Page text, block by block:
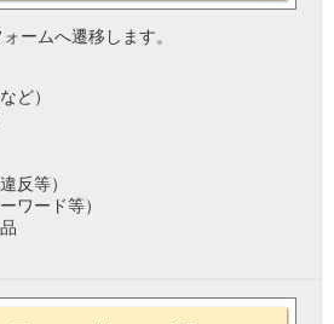
ームへ遷移します。
ど）
反等）
ワード等）